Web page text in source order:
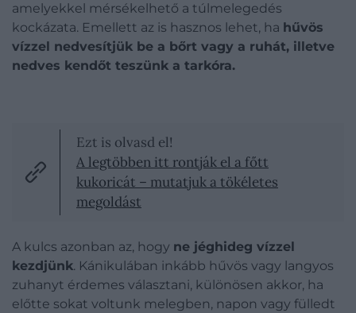
amelyekkel mérsékelhető a túlmelegedés
kockázata. Emellett az is hasznos lehet, ha hűvös
vízzel nedvesítjük be a bőrt vagy a ruhát, illetve
nedves kendőt teszünk a tarkóra.
Ezt is olvasd el!
A legtöbben itt rontják el a főtt
kukoricát – mutatjuk a tökéletes
megoldást
A kulcs azonban az, hogy ne jéghideg vízzel
kezdjünk. Kánikulában inkább hűvös vagy langyos
zuhanyt érdemes választani, különösen akkor, ha
előtte sokat voltunk melegben, napon vagy fülledt